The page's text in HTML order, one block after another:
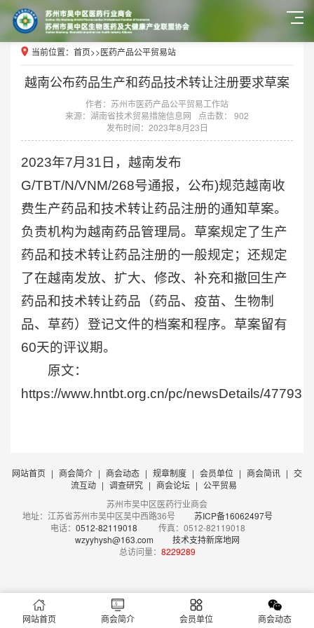
当前位置： 首页>>医药产品公平贸易站
越南公布药品生产和药品技术转让注册要求草案
作者：苏州市医药产品公平贸易工作站
来源：湖南省技术贸易措施信息网
点击数： 902
发布时间：2023年8月23日
2023年7月31日，越南发布
G/TBT/N/VNM/268号通报，公布)规范越南收
费生产药品和技术转让药品注册的通知草案。
负责机构为越南药品管理局。草案规定了生产
药品和技术转让药品注册的一般规定；还规定
了在越南发放、扩大、修改、补充和撤回生产
药品和技术转让药品（药品、疫苗、生物制
品、草药）登记文件的档案和程序。草案留有
60天的评议期。
原文：
https://www.hntbt.org.cn/pc/newsDetails/47793
网站首页 | 商会简介 | 商会动态 | 规章制度 | 会员单位 | 商会简讯 | 交
流互动 | 调查研究 | 商会论坛 | 公平贸易
苏州市吴中区医药行业商会
地址：江苏省苏州市吴中区吴中西路36号
苏ICP备16062497号
电话： 0512-82119018 传真：0512-82119018
wzyyhysh@163.com
技术支持新席地网
总访问量： 8229289
网站首页 商会简介 会员单位 商会动态